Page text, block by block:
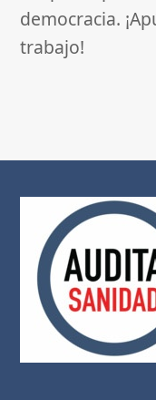
democracia.
trabajo!